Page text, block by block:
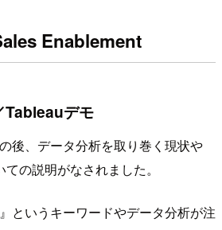
Enablement
Tableauデモ
後、データ分析を取り巻く現状や
の説明がなされました。
というキーワードやデータ分析が注